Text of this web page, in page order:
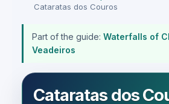
Cataratas dos Couros
Part of the guide: Waterfalls of
Veadeiros
Cataratas dos